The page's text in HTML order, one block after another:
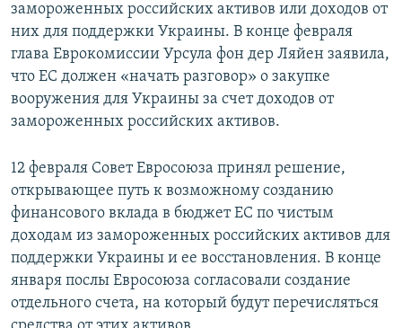
замороженных российских активов или доходов от
них для поддержки Украины. В конце февраля
глава Еврокомиссии Урсула фон дер Ляйен заявила,
что ЕС должен «начать разговор» о закупке
вооружения для Украины за счет доходов от
замороженных российских активов.
12 февраля Совет Евросоюза принял решение,
открывающее путь к возможному созданию
финансового вклада в бюджет ЕС по чистым
доходам из замороженных российских активов для
поддержки Украины и ее восстановления. В конце
января послы Евросоюза согласовали создание
отдельного счета, на который будут перечисляться